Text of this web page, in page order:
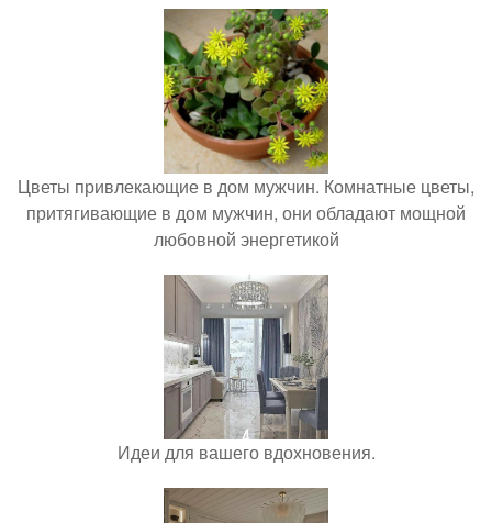
Цветы привлекающие в дом мужчин. Комнатные цветы,
притягивающие в дом мужчин, они обладают мощной
любовной энергетикой
Идеи для вашего вдохновения.